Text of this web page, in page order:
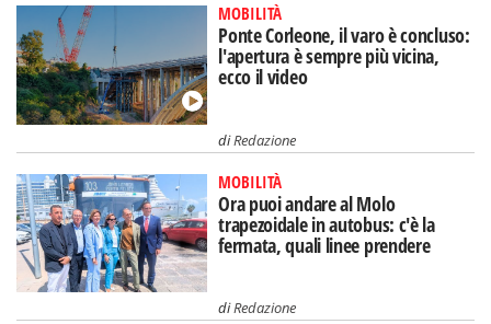
MOBILITÀ
Ponte Corleone, il varo è concluso:
l'apertura è sempre più vicina,
ecco il video
diRedazione
MOBILITÀ
Ora puoi andare al Molo
trapezoidale in autobus: c'è la
fermata, quali linee prendere
diRedazione